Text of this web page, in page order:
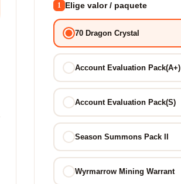
1 Elige valor / paquete
70 Dragon Crystal
Account Evaluation Pack(A+)
Account Evaluation Pack(S)
Season Summons Pack II
Wyrmarrow Mining Warrant